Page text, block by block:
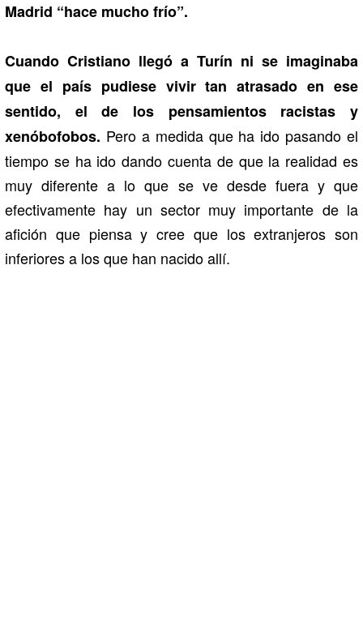
Madrid “hace mucho frío”.
Cuando Cristiano llegó a Turín ni se imaginaba
que el país pudiese vivir tan atrasado en ese
sentido, el de los pensamientos racistas y
xenóbofobos. Pero a medida que ha ido pasando el
tiempo se ha ido dando cuenta de que la realidad es
muy diferente a lo que se ve desde fuera y que
efectivamente hay un sector muy importante de la
afición que piensa y cree que los extranjeros son
inferiores a los que han nacido allí.